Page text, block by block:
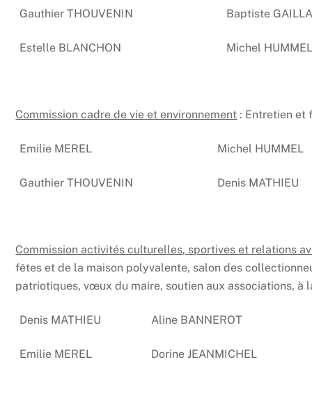
Gauthier THOUVENIN Baptiste
Estelle BLANCHON Michel
Commission cadre de vie et environnement : Entretien et
Emilie MEREL Michel HUMMEL
Gauthier THOUVENIN Denis MATHIEU
Commission activités culturelles, sportives et relations
fêtes et de la maison polyvalente, salon des
patriotiques, vœux du maire, soutien aux associations, à
Denis MATHIEU Aline BANNEROT
Emilie MEREL Dorine JEANMICHEL